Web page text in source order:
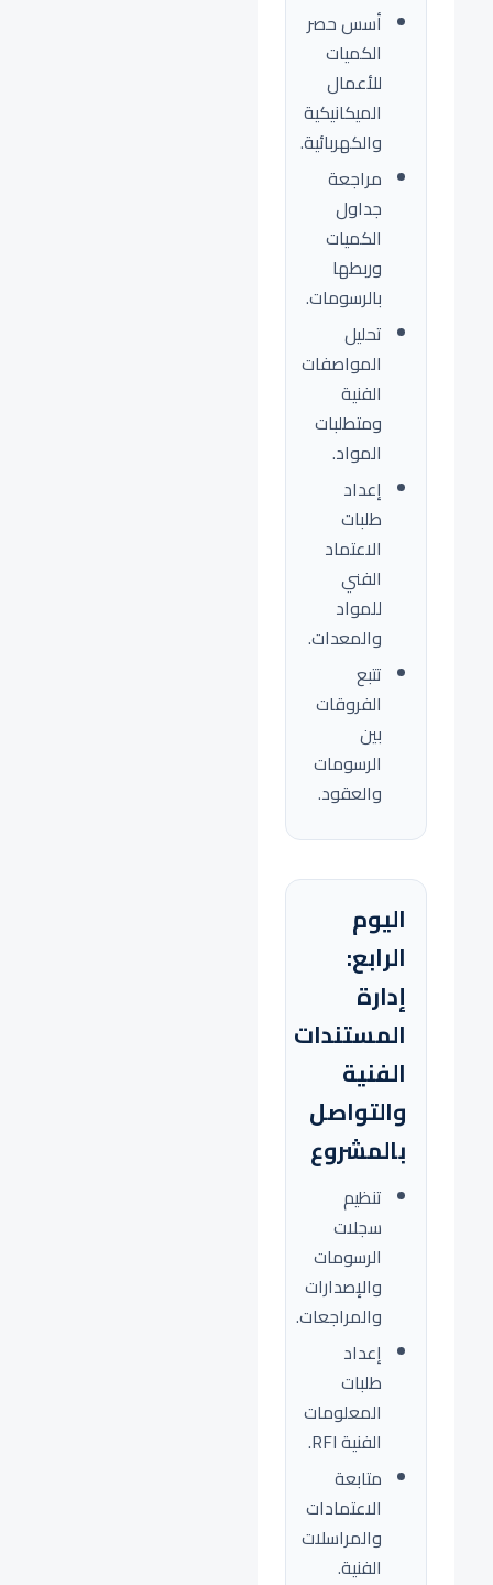
أسس حصر
الكميات
للأعمال
الميكانيكية
والكهربائية.
مراجعة
جداول
الكميات
وربطها
بالرسومات.
تحليل
المواصفات
الفنية
ومتطلبات
المواد.
إعداد
طلبات
الاعتماد
الفني
للمواد
والمعدات.
تتبع
الفروقات
بين
الرسومات
والعقود.
اليوم
الرابع:
إدارة
المستندات
الفنية
والتواصل
بالمشروع
تنظيم
سجلات
الرسومات
والإصدارات
والمراجعات.
إعداد
طلبات
المعلومات
الفنية RFI.
متابعة
الاعتمادات
والمراسلات
الفنية.